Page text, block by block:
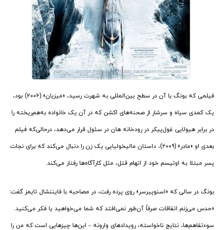
فیلمی که بونگ با آن در سطح بین‌المللی به شهرت رسید، «میزبان» (۲۰۰۶) بود،
یک کمدی سیاه و سرشار از صحنه‌های اکشن که در آن یک خانواده به‌هم‌ریخته را
در برابر هیولایی غول‌پیکر در رودخانه هان در سئول قرار می‌دهد، درحالی‌که فیلم
بعدی او «مادر» (۲۰۰۹)، داستان مالیخولیایی یک زن را دنبال می‌کند که برای نجات
پسر مبتلا به اوتیسم خود از اتهام قتل، مثل کارآگاه‌ها رفتار می‌کند.
بونگ در سالی که «اسنوپیرسر» روی پرده رفت، در مصاحبه با فایننشال تایمز گفت:
«حدس می‌زنم اتفاقات صرفاً آن‌طور نمی‌افتد که شما می‌خواهید یا فکر می‌کنید.
سوءتفاهم‌ها، نتایج ناخواسته، رویدادهای وارونه – این‌ها چیزهایی است که من را